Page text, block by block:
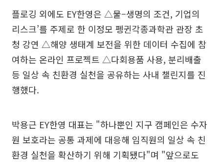
플로깅 외에도 EY한영은 △물–생명의 조건, 기업의
리스크’를 주제로 한 이정모 펭귄각종과학관 관장 초
청 강연 △해양 생태계 보전을 위한 데이터 수집에 참
여하는 온라인 프로젝트 △다회용품 사용, 분리배출
등 일상 속 친환경 실천을 공유하는 사내 챌린지를 진
행했다.
박용근 EY한영 대표는 "하나뿐인 지구 캠페인은 수자
원 보호라는 공통 과제에 대응해 임직원의 일상 속 친
환경 실천을 확산하기 위해 기획됐다"며 "앞으로도